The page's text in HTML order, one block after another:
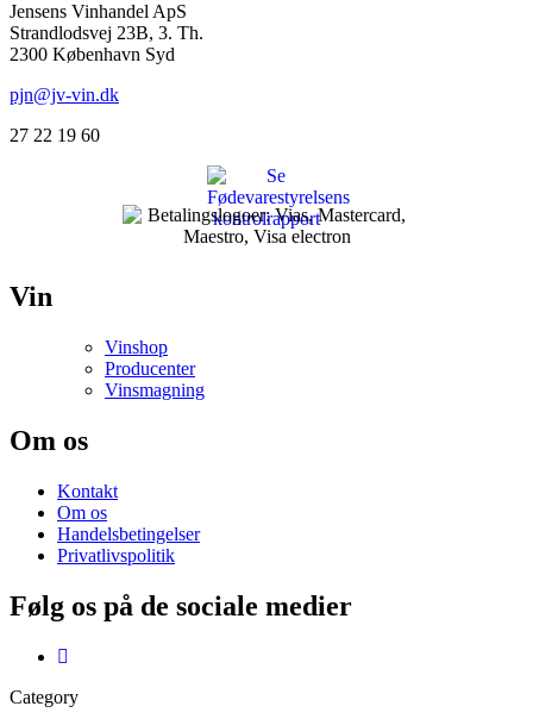
Jensens Vinhandel ApS
Strandlodsvej 23B, 3. Th.
2300 København Syd
pjn@jv-vin.dk
27 22 19 60
Vin
Vinshop
Producenter
Vinsmagning
Om os
Kontakt
Om os
Handelsbetingelser
Privatlivspolitik
Følg os på de sociale medier
Category